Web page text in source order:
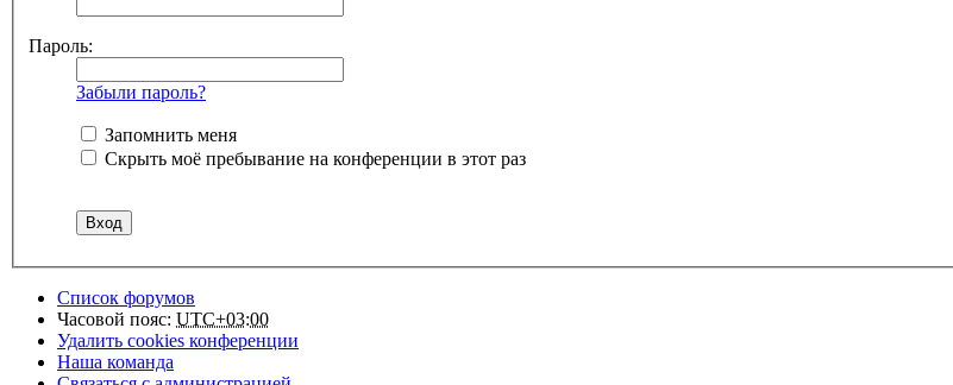
Пароль:
Забыли пароль?
Запомнить меня
Скрыть моё пребывание на конференции в этот раз
Список форумов
Часовой пояс: UTC+03:00
Удалить cookies конференции
Наша команда